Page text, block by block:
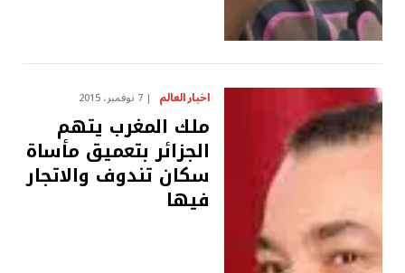
اخبار العالم 7 نوفمبر، 2015
ملك المغرب يتهم
الجزائر بتعميق مأساة
سكان تندوف والاتجار
فيها